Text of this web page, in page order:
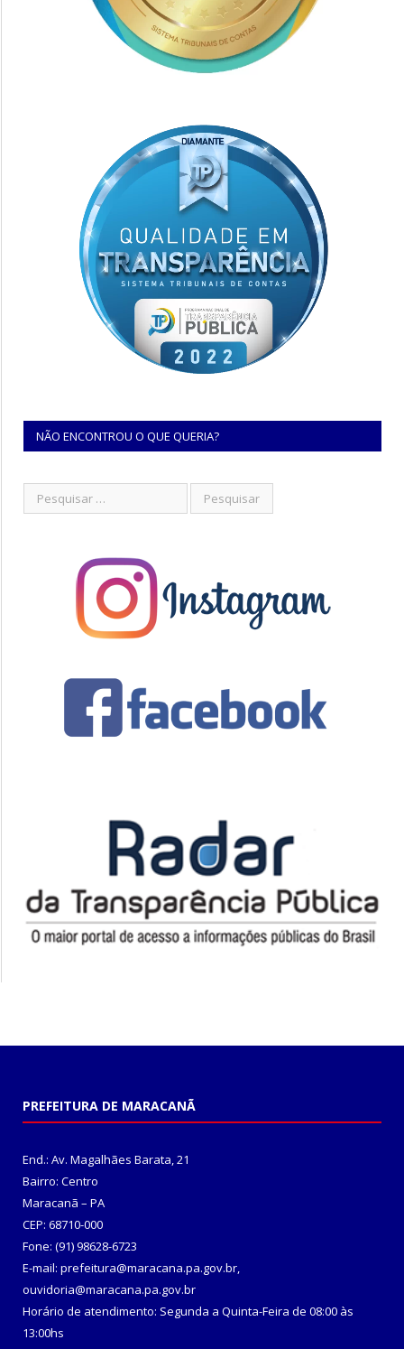
NÃO ENCONTROU O QUE QUERIA?
PREFEITURA DE MARACANÃ
End.: Av. Magalhães Barata, 21
Bairro: Centro
Maracanã – PA
CEP: 68710-000
Fone: (91) 98628-6723
E-mail: prefeitura@maracana.pa.gov.br,
ouvidoria@maracana.pa.gov.br
Horário de atendimento: Segunda a Quinta-Feira de 08:00 às
13:00hs